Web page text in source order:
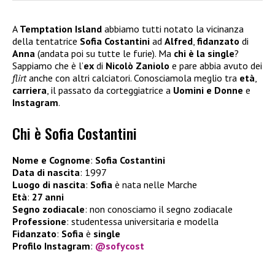
A Temptation Island abbiamo tutti notato la vicinanza
della tentatrice Sofia Costantini ad Alfred, fidanzato di
Anna (andata poi su tutte le furie). Ma chi è la single?
Sappiamo che è l’ex di Nicolò Zaniolo e pare abbia avuto dei
flirtanche con altri calciatori. Conosciamola meglio tra età,
carriera, il passato da corteggiatrice a Uomini e Donne e
Instagram.
Chi è Sofia Costantini
Nome e Cognome: Sofia Costantini
Data di nascita: 1997
Luogo di nascita: Sofia è nata nelle Marche
Età: 27 anni
Segno zodiacale: non conosciamo il segno zodiacale
Professione: studentessa universitaria e modella
Fidanzato: Sofia è single
Profilo Instagram: @sofycost